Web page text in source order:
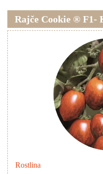
Soudková
Koktejlová
Okurky
Rajče Cookie ® F1-
Rostlina